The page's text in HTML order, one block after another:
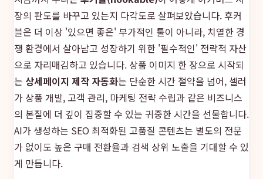
장의 판도를 바꾸고 있는지 다각도로 살펴보았습니다. 후커
블은 더 이상 '있으면 좋은' 부가적인 툴이 아니라, 치열한 경
쟁 환경에서 살아남고 성장하기 위한 '필수적인' 전략적 자산
으로 자리매김하고 있습니다. 상품 이미지 한 장으로 시작되
는 상세페이지 제작 자동화는 단순한 시간 절약을 넘어, 셀러
가 상품 개발, 고객 관리, 마케팅 전략 수립과 같은 비즈니스
의 본질에 더 깊이 집중할 수 있는 귀중한 시간을 선물합니다.
AI가 생성하는 SEO 최적화된 고품질 콘텐츠는 별도의 전문
가 없이도 높은 구매 전환율과 검색 상위 노출을 기대할 수 있
게 만듭니다.